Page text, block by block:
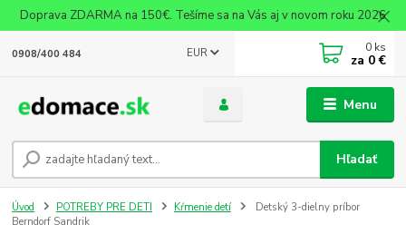
Doprava ZDARMA na 150€. Tešíme sa na Vás aj v novom roku 2026
Menu
EUR
Hľadať
0908/400 484 0 ks
za 0 €
Úvod POTREBY PRE DETI Kŕmenie detí
Detský 3-dielny príbor
Berndorf Sandrik